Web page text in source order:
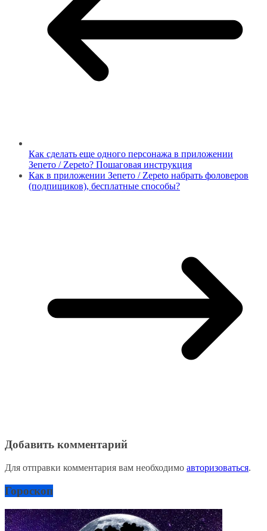
Как сделать еще одного персонажа в приложении
Зепето / Zepeto? Пошаговая инструкция
Как в приложении Зепето / Zepeto набрать фоловеров
(подпищиков), бесплатные способы?
Добавить комментарий
Для отправки комментария вам необходимо авторизоваться.
Гороскоп